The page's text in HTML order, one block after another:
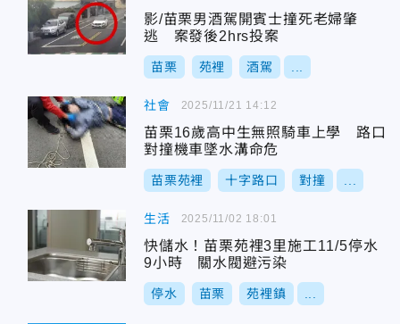
影/苗栗男酒駕開賓士撞死老婦肇
逃 案發後2hrs投案
苗栗 苑裡 酒駕
社會
苗栗16歲高中生無照騎車上學 路口
對撞機車墜水溝命危
苗栗苑裡 十字路口 對撞
2025/11/21 14:12
生活
快儲水！苗栗苑裡3里施工11/5停水
9小時 關水閥避污染
停水 苗栗 苑裡鎮
2025/11/02 18:01